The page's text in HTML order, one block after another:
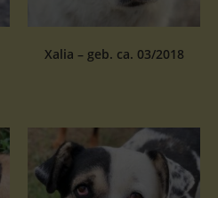
Xalia – geb. ca. 03/2018